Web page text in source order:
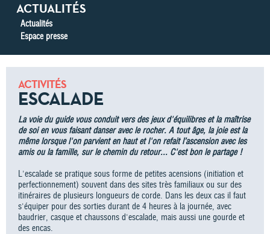
ACTUALITÉS
Actualités
Espace presse
ACTIVITÉS
ESCALADE
La voie du guide vous conduit vers des jeux d'équilibres et la maîtrise
de soi en vous faisant danser avec le rocher. A tout âge, la joie est la
même lorsque l'on parvient en haut et l'on refait l’ascension avec les
amis ou la famille, sur le chemin du retour... C'est bon le partage !
L'escalade se pratique sous forme de petites acensions (initiation et
perfectionnement) souvent dans des sites très familiaux ou sur des
itinéraires de plusieurs longueurs de corde. Dans les deux cas il faut
s'équiper pour des sorties durant de 4 heures à la journée, avec
baudrier, casque et chaussons d'escalade, mais aussi une gourde et
des encas.